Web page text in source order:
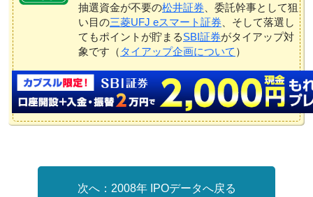
抽選資金が不要の松井証券 、委託幹事として狙
い目の三菱UFJ eスマート証券 、そして落選し
てもポイントが貯まるSBI証券がタイアップ対
象です（ タイアップ企画について ）
2008年 IPOデータへ戻る